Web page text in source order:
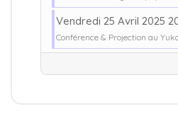
Vendredi 25 Avril 2025
Conférence & Projection au
Limite de la pagination